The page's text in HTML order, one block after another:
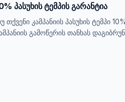
პასუხის ტემპის გარანტია
თქვენი კამპანიის პასუხის ტემპი
გამოწერის თანხას